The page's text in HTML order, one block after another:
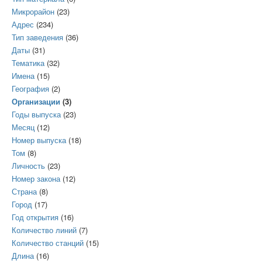
Микрорайон (23)
Адрес (234)
Тип заведения (36)
Даты (31)
Тематика(32)
Имена(15)
География (2)
Организации (3)
Годы выпуска(23)
Месяц(12)
Номер выпуска(18)
Том (8)
Личность (23)
Номер закона(12)
Страна(8)
Город (17)
Год открытия (16)
Количество линий (7)
Количество станций (15)
Длина(16)